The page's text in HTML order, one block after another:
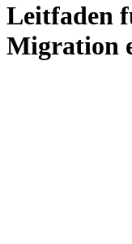
Leitfaden
Migration